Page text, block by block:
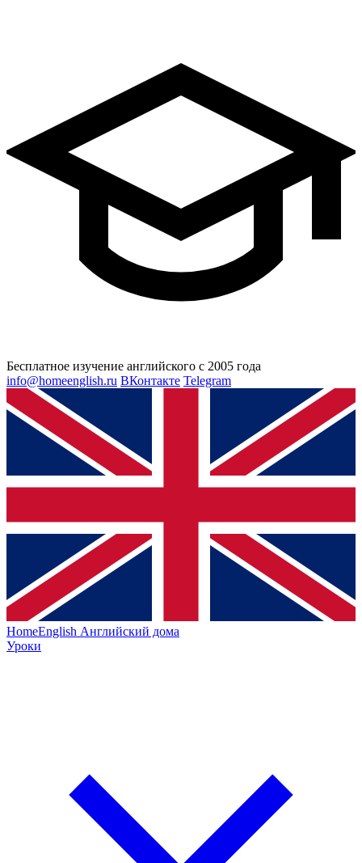
Бесплатное изучение английского с 2005 года
info@homeenglish.ru ВКонтакте Telegram
HomeEnglish Английский дома
Уроки